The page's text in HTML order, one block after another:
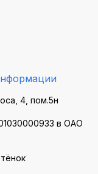
4, пом.5н
в ОАО